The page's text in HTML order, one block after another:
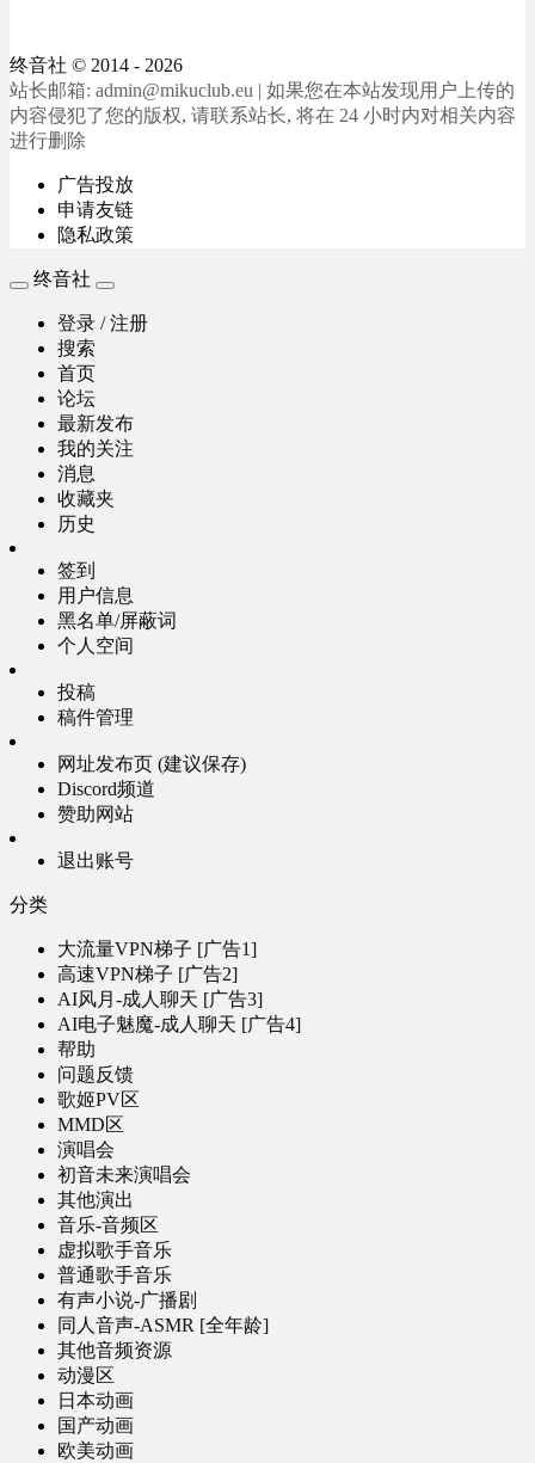
终音社 © 2014 - 2026
站长邮箱: admin@mikuclub.eu | 如果您在本站发现用户上传的
内容侵犯了您的版权, 请联系站长, 将在 24 小时内对相关内容
进行删除
广告投放
申请友链
隐私政策
终音社
登录 / 注册
搜索
首页
论坛
最新发布
我的关注
消息
收藏夹
历史
签到
用户信息
黑名单/屏蔽词
个人空间
投稿
稿件管理
网址发布页 (建议保存)
Discord频道
赞助网站
退出账号
分类
大流量VPN梯子 [广告1]
高速VPN梯子 [广告2]
AI风月-成人聊天 [广告3]
AI电子魅魔-成人聊天 [广告4]
帮助
问题反馈
歌姬PV区
MMD区
演唱会
初音未来演唱会
其他演出
音乐-音频区
虚拟歌手音乐
普通歌手音乐
有声小说-广播剧
同人音声-ASMR [全年龄]
其他音频资源
动漫区
日本动画
国产动画
欧美动画